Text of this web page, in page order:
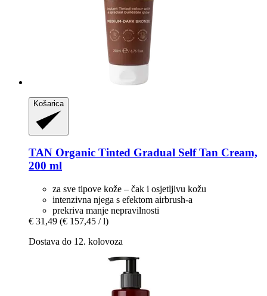
Košarica
TAN Organic Tinted Gradual Self Tan Cream,
200 ml
za sve tipove kože – čak i osjetljivu kožu
intenzivna njega s efektom airbrush-a
prekriva manje nepravilnosti
€ 31,49 (€ 157,45 / l)
Dostava do 12. kolovoza